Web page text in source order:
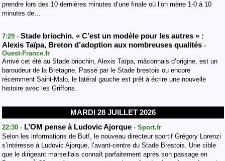
prendre lors des 10 dernières minutes d’une finale où l’on mène 1-0 à 10
minutes de…
7:29 - Stade briochin. « C’est un modèle pour les autres » :
Alexis Taïpa, Breton d’adoption aux nombreuses qualités -
Ouest-France.fr
Arrivé cet été au Stade briochin, Alexis Taïpa, mâconnais d’origine, est un
baroudeur de la Bretagne. Passé par le Stade brestois ou encore
récemment Saint-Malo, le latéral gauche est prêt à écrire une nouvelle
histoire avec les Griffons.
MARDI 28 JUILLET 2026
22:30 - L’OM pense à Ludovic Ajorque - Sport.fr
Selon les informations de But!, le nouveau directeur sportif Grégory Lorenzi
s’intéresse à Ludovic Ajorque, l’avant-centre du Stade Brestois. Une cible
que le dirigeant marseillais connaît parfaitement après son passage en